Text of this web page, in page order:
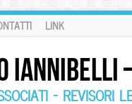
LINK
– REVISORI